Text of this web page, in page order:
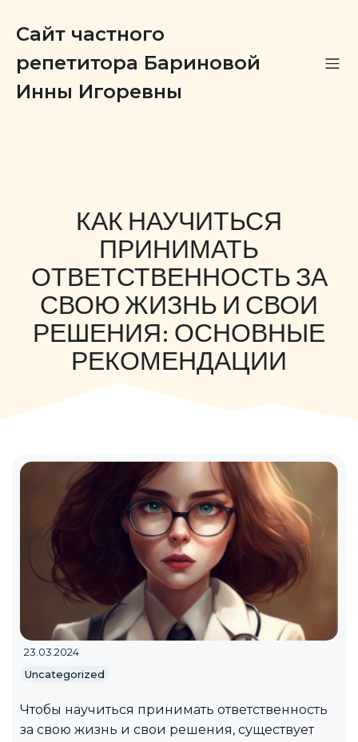
Сайт частного
репетитора Бариновой
Инны Игоревны
КАК НАУЧИТЬСЯ
ПРИНИМАТЬ
ОТВЕТСТВЕННОСТЬ ЗА
СВОЮ ЖИЗНЬ И СВОИ
РЕШЕНИЯ: ОСНОВНЫЕ
РЕКОМЕНДАЦИИ
23.03.2024
Uncategorized
Чтобы научиться принимать ответственность
за свою жизнь и свои решения, существует